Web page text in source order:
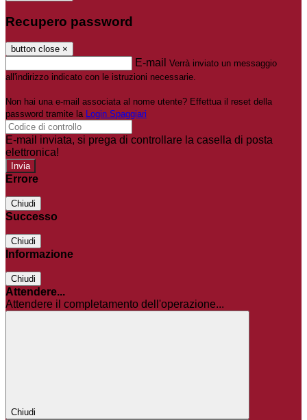
Recupero password
button close ×
E-mail Verrà inviato un messaggio
all'indirizzo indicato con le istruzioni necessarie.
Non hai una e-mail associata al nome utente? Effettua il reset della
password tramite la Login Spaggiari
E-mail inviata, si prega di controllare la casella di posta
elettronica!
Errore
Chiudi
Successo
Chiudi
Informazione
Chiudi
Attendere...
Attendere il completamento dell'operazione...
Chiudi